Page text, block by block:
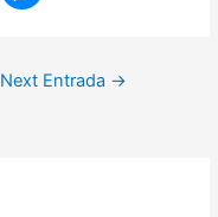
Next Entrada →